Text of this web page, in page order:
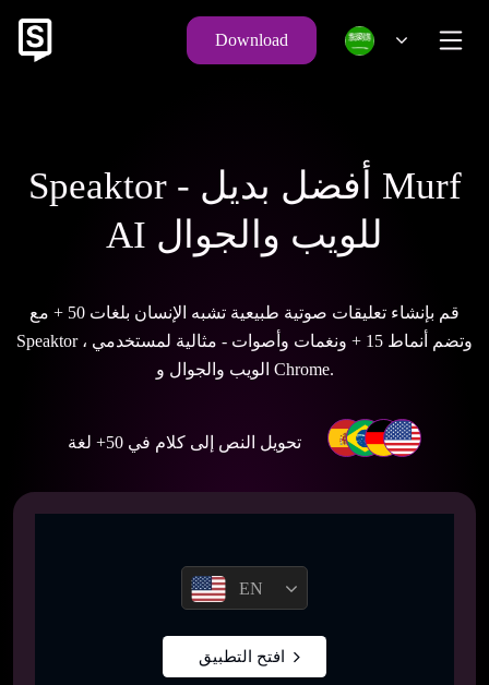
Download
Speaktor - أفضل بديل Murf
AI للويب والجوال
قم بإنشاء تعليقات صوتية طبيعية تشبه الإنسان بلغات 50 + مع
Speaktor ، وتضم أنماط 15 + ونغمات وأصوات - مثالية لمستخدمي
الويب والجوال و Chrome.
تحويل النص إلى كلام في 50+ لغة
EN
افتح التطبيق